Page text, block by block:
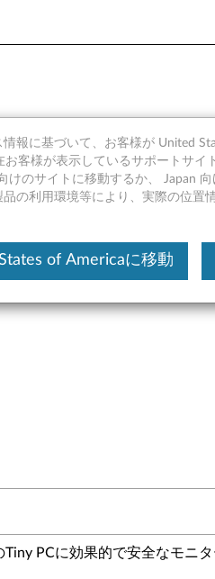
ット・マウ
PCに効果的で安全なモニ
報に基づいて、お客様が United
客様が表示しているサポートサイ
けのサイトに移動するか、 Japan
の利用環境等により、実際の位置
of Americaに移動